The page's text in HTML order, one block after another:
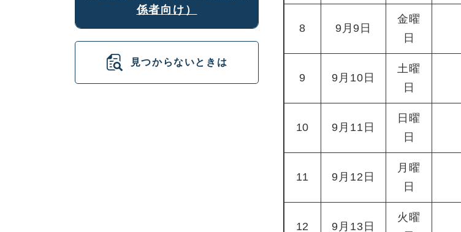
8 9月9日
金曜
日
9 9月10日
土曜
日
10 9月11日
日曜
日
11 9月12日
月曜
日
12 9月13日
火曜
係者向け）
見つからないときは